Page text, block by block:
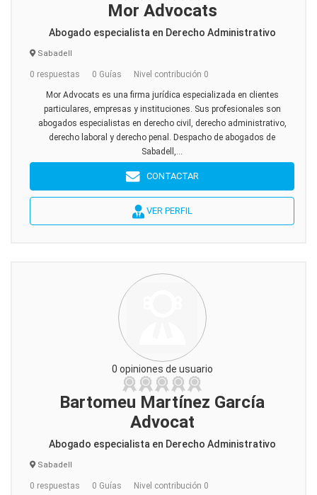
Mor Advocats
Abogado especialista en Derecho Administrativo
Sabadell
0 respuestas 0 Guías Nivel contribución 0
Mor Advocats es una firma jurídica especializada en clientes
particulares, empresas y instituciones. Sus profesionales son
abogados especialistas en derecho civil, derecho administrativo,
derecho laboral y derecho penal. Despacho de abogados de
Sabadell,...
CONTACTAR
VER PERFIL
0 opiniones de usuario
Bartomeu Martínez García
Advocat
Abogado especialista en Derecho Administrativo
Sabadell
0 respuestas 0 Guías Nivel contribución 0